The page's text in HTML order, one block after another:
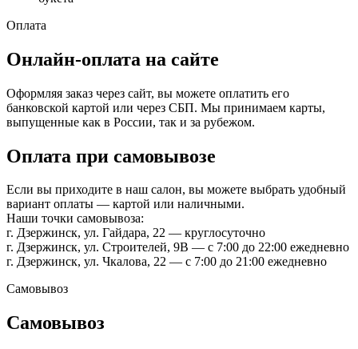
Оплата
Онлайн-оплата на сайте
Оформляя заказ через сайт, вы можете оплатить его
банковской картой или через СБП. Мы принимаем карты,
выпущенные как в России, так и за рубежом.
Оплата при самовывозе
Если вы приходите в наш салон, вы можете выбрать удобный
вариант оплаты — картой или наличными.
Наши точки самовывоза:
г. Дзержинск, ул. Гайдара, 22 — круглосуточно
г. Дзержинск, ул. Строителей, 9В — с 7:00 до 22:00 ежедневно
г. Дзержинск, ул. Чкалова, 22 — с 7:00 до 21:00 ежедневно
Самовывоз
Самовывоз